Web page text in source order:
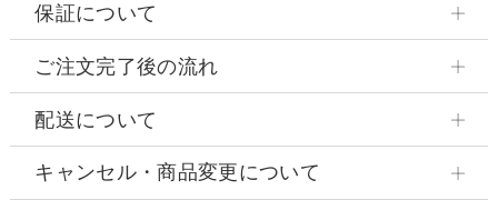
保証について
ご注文完了後の流れ
配送について
キャンセル・商品変更について